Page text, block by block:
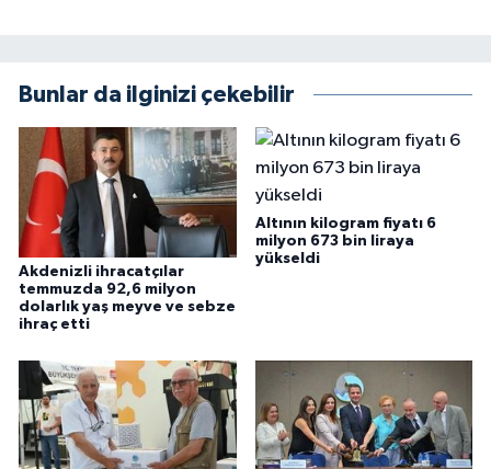
Bunlar da ilginizi çekebilir
Akdenizli ihracatçılar
temmuzda 92,6 milyon
dolarlık yaş meyve ve sebze
ihraç etti
Altının kilogram fiyatı 6
milyon 673 bin liraya
yükseldi